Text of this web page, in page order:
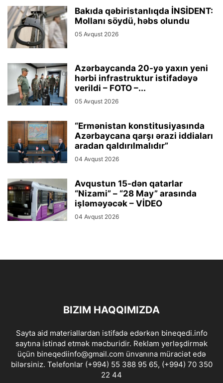
Bakıda qəbiristanlıqda İNSİDENT:
Mollanı söydü, həbs olundu
05 Avqust 2026
Azərbaycanda 20-yə yaxın yeni
hərbi infrastruktur istifadəyə
verildi – FOTO –...
05 Avqust 2026
“Ermənistan konstitusiyasında
Azərbaycana qarşı ərazi iddiaları
aradan qaldırılmalıdır”
04 Avqust 2026
Avqustun 15-dən qatarlar
“Nizami” – “28 May” arasında
işləməyəcək – VİDEO
04 Avqust 2026
BIZIM HAQQIMIZDA
Sayta aid materiallardan istifadə edərkən bineqedi.info
saytına istinad etmək məcburidir. Reklam yerləşdirmək
üçün bineqediinfo@gmail.com ünvanına müraciət edə
bilərsiniz. Telefonlar (+994) 55 388 95 65, (+994) 70 350
22 44